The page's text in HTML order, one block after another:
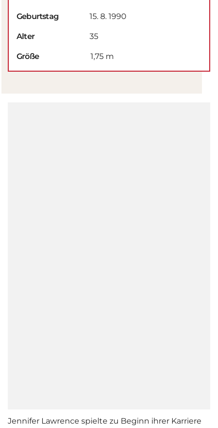
Geburtstag 15. 8. 1990
Alter 35
Größe 1,75 m
Jennifer Lawrence spielte zu Beginn ihrer Karriere